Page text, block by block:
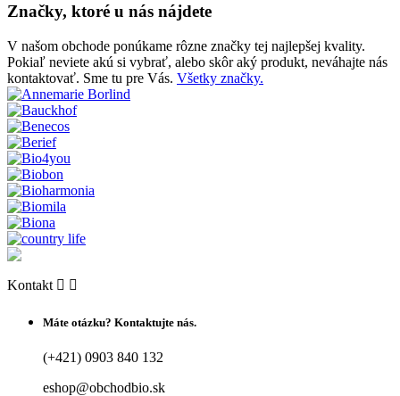
Značky, ktoré u nás nájdete
V našom obchode ponúkame rôzne značky tej najlepšej kvality.
Pokiaľ neviete akú si vybrať, alebo skôr aký produkt, neváhajte nás
kontaktovať. Sme tu pre Vás. Všetky značky.
Kontakt  
Máte otázku? Kontaktujte nás.
(+421) 0903 840 132
eshop@obchodbio.sk